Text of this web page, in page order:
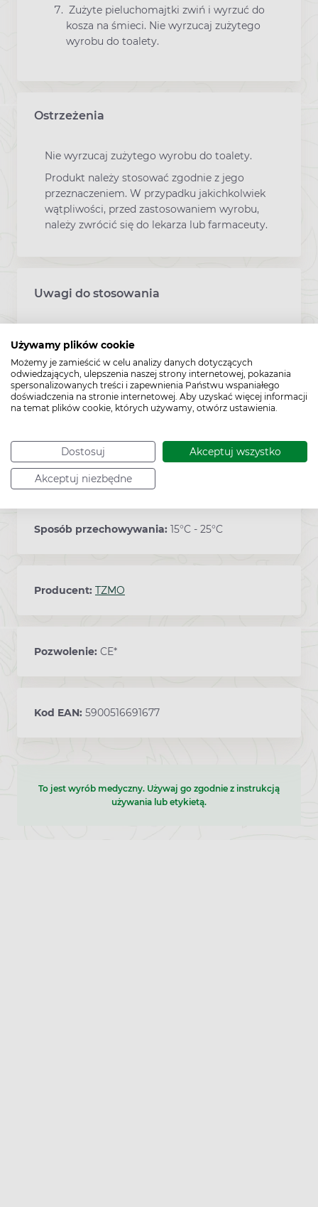
Używamy plików cookie
Możemy je zamieścić w celu analizy danych dotyczących
odwiedzających, ulepszenia naszej strony internetowej, pokazania
spersonalizowanych treści i zapewnienia Państwu wspaniałego
doświadczenia na stronie internetowej. Aby uzyskać więcej informacji
na temat plików cookie, których używamy, otwórz ustawienia.
Dostosuj Akceptuj wszystko
Akceptuj niezbędne
Zużyte pieluchomajtki zwiń i wyrzuć do
kosza na śmieci. Nie wyrzucaj zużytego
wyrobu do toalety.
Ostrzeżenia
Nie wyrzucaj zużytego wyrobu do toalety.
Produkt należy stosować zgodnie z jego
przeznaczeniem. W przypadku jakichkolwiek
wątpliwości, przed zastosowaniem wyrobu,
należy zwrócić się do lekarza lub farmaceuty.
Uwagi do stosowania
należy aktywować.
Zawartość
Opakowanie zawiera: 30 sztuk, rozmiar L
(obwód: 100 - 150 cm)
Sposób przechowywania: 15°C - 25°C
Producent: TZMO
Pozwolenie: CE*
Kod EAN: 5900516691677
To jest wyrób medyczny. Używaj go zgodnie z instrukcją
używania lub etykietą.